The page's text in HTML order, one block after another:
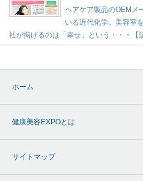
ヘアケア製品のOEMメ
いる近代化学。美容室
社が掲げるのは「幸せ」という・・・【
ホーム
健康美容EXPOとは
サイトマップ